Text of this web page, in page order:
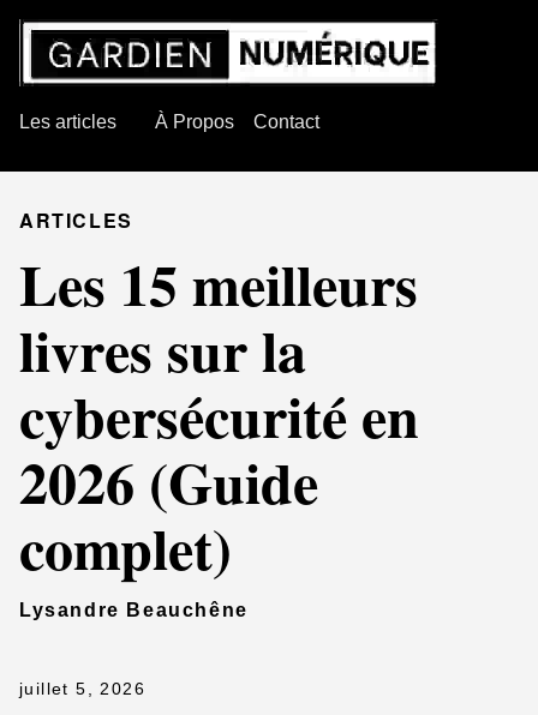
Les articles À Propos Contact
ARTICLES
Les 15 meilleurs
livres sur la
cybersécurité en
2026 (Guide
complet)
Lysandre Beauchêne
juillet 5, 2026